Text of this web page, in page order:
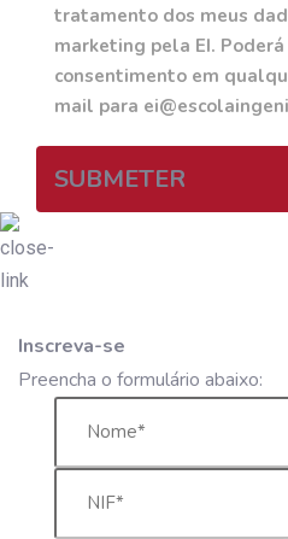
tratamento dos meus
marketing pela EI.
consentimento em
mail para
SUBMETER
Inscreva-se
Preencha o formulário abaixo: